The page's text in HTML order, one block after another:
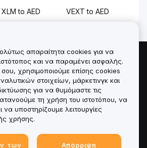
XLM to AED VEXT to AED
απαραίτητα cookies για να
και να παραμένει ασφαλής.
χρησιμοποιούμε επίσης cookies
στοιχείων, μάρκετινγκ και
για να θυμόμαστε τις
τη χρήση του ιστοτόπου, να
να υποστηρίζουμε λειτουργίες
χρήσης.
των
Απόρριψη